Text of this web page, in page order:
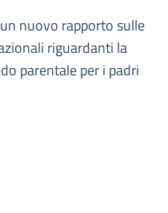
nuovo rapporto sulle
riguardanti la
parentale per i padri